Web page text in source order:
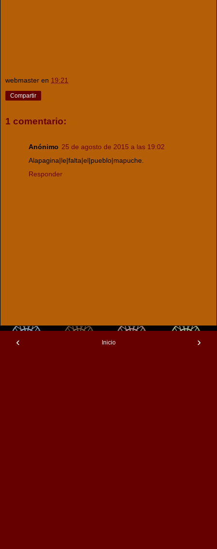
webmaster en 19:21
Compartir
1 comentario:
Anónimo 25 de agosto de 2015 a las 19:02
Alapagina|le|falta|el|pueblo|mapuche.
Responder
‹ ›
Inicio